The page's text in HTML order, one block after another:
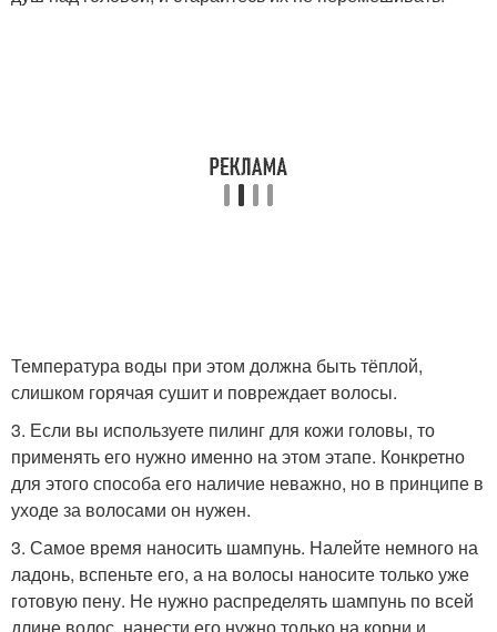
Температура воды при этом должна быть тёплой,
слишком горячая сушит и повреждает волосы.
3. Если вы используете пилинг для кожи головы, то
применять его нужно именно на этом этапе. Конкретно
для этого способа его наличие неважно, но в принципе в
уходе за волосами он нужен.
3. Самое время наносить шампунь. Налейте немного на
ладонь, вспеньте его, а на волосы наносите только уже
готовую пену. Не нужно распределять шампунь по всей